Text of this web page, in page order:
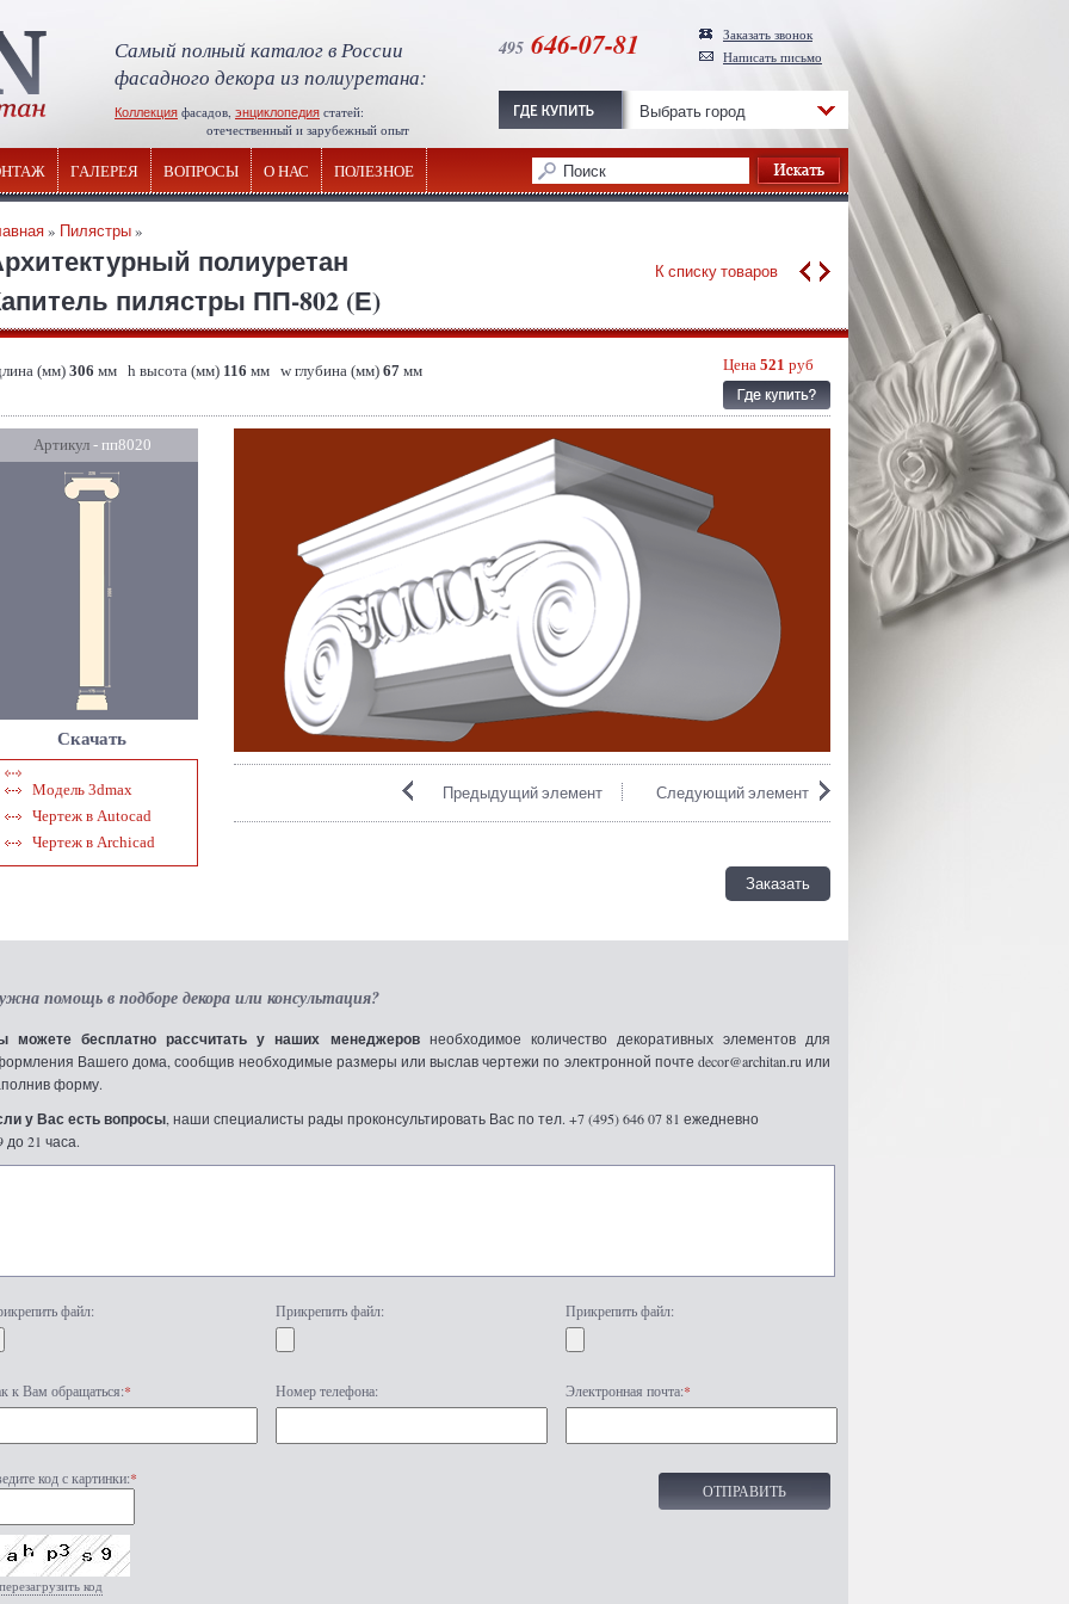
Самый полный каталог в России
фасадного декора из полиуретана:
Коллекция фасадов, энциклопедия статей:
отечественный и зарубежный опыт
495 646-07-81
Заказать звонок
Написать письмо
Выбрать город
ГАЛЕРЕЯ ВОПРОСЫ О НАС ПОЛЕЗНОЕ
» Пилястры»
полиуретан
пилястры ПП-802 (Е)
К списку товаров
(мм) 306 мм h высота (мм) 116 мм w глубина (мм) 67 мм Цена 521 руб
Артикул- пп8020
Скачать
Модель 3dmax
Чертеж в Autocad
Чертеж в Archicad
Следующий элемент
Предыдущий элемент
Заказать
помощь в подборе декора или консультация?
можете бесплатно рассчитать у наших менеджеровнеобходимое количество декоративных элементов для
Вашего дома, сообщив необходимые размеры или выслав чертежи по электронной почте decor@architan.ru или
форму.
у Вас есть вопросы , наши специалисты рады проконсультировать Вас по тел. +7 (495) 646 07 81 ежедневно
до 21 часа.
файл: Прикрепить файл: Прикрепить файл:
к Вам обращаться:* Номер телефона: Электронная почта:*
код с картинки:*
перезагрузить код